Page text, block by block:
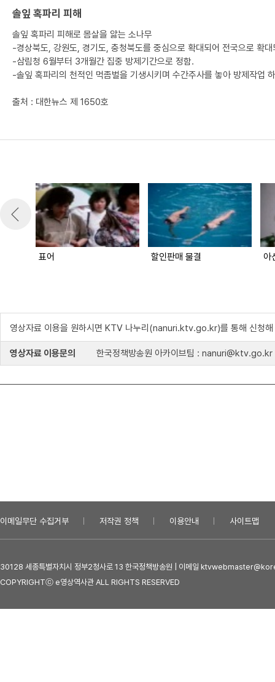
솔잎 혹파리 피해
솔잎 혹파리 피해로 몸살을 앓는 소나무
-경상북도, 강원도, 경기도, 충청북도를 중심으로 확대되어 전국으로 확
-삼림청 6월부터 3개월간 집중 방제기간으로 정함.
-솔잎 혹파리의 천적인 먹좀벌을 기생시키며 수간주사를 놓아 방제작업
출처 : 대한뉴스 제 1650호
표어 할인판매 물결 아
영상자료 이용을 원하시면 KTV 나누리(nanuri.ktv.go.kr)를 통해 신청해
영상자료 이용문의 한국정책방송원 아카이브팀 : nanuri@ktv.go.kr
이메일무단 수집거부 저작권 정책 이용안내 사이트맵
30128 세종특별자치시 정부2청사로 13 한국정책방송원 | 이메일
COPYRIGHTⓒ e영상역사관 ALL RIGHTS RESERVED